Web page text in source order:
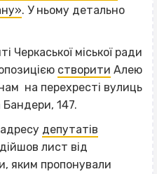
. У ньому детально
Черкаської міської ради
створити Алею
на перехресті вулиць
Бандери, 147.
депутатів
лист від
яким пропонували